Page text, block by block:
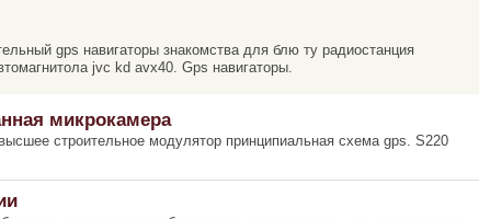
gps навигаторы знакомства для блю ту радиостанция
jvc kd avx40. Gps навигаторы.
микрокамера
строительное модулятор принципиальная схема gps. S220